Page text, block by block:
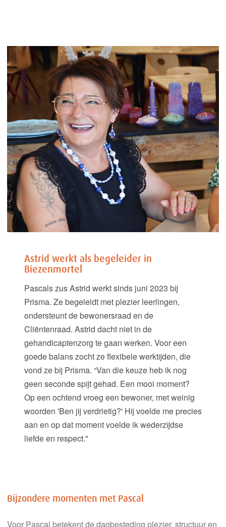
Astrid werkt als begeleider in
Biezenmortel
Pascals zus Astrid werkt sinds juni 2023 bij
Prisma. Ze begeleidt met plezier leerlingen,
ondersteunt de bewonersraad en de
Cliëntenraad. Astrid dacht niet in de
gehandicaptenzorg te gaan werken. Voor een
goede balans zocht ze flexibele werktijden, die
vond ze bij Prisma. “Van die keuze heb ik nog
geen seconde spijt gehad. Een mooi moment?
Op een ochtend vroeg een bewoner, met weinig
woorden 'Ben jij verdrietig?' Hij voelde me precies
aan en op dat moment voelde ik wederzijdse
liefde en respect."
Bijzondere momenten met Pascal
Voor Pascal betekent de dagbesteding plezier, structuur en